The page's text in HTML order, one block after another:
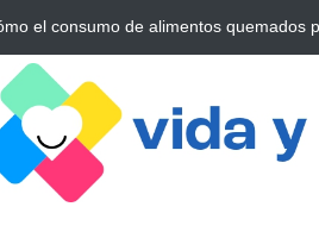
Esencial para Mejorar tu Bienestar